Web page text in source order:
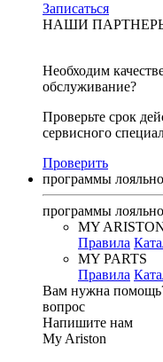
Записаться
НАШИ
Необходим
обслуживание?
Проверьте срок
сервисного
Проверить
программы
программы
MY
Правила
MY PARTS
Правила
Вам нужна
вопрос
Напишите нам
My Ariston